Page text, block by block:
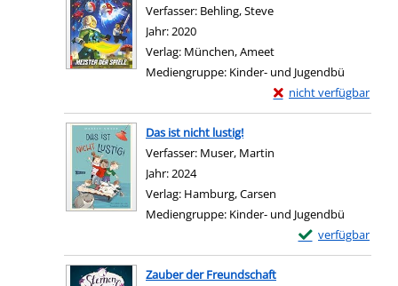
Verfasser: Behling, Steve
Jahr:2020
Verlag: München, Ameet
Mediengruppe: Kinder- und Jugendbü
nicht verfügbar
Exemplar-Details von
Zum Download von
Das ist nicht lustig!
Verfasser: Muser, Martin
Jahr:2024
Verlag: Hamburg, Carsen
Mediengruppe: Kinder- und Jugendbü
verfügbar
Exemplar-Details
Zum Download
Zauber der Freundschaft